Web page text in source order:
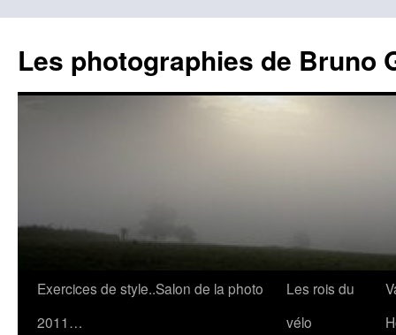
Les photographies de Bruno
Aller
Exercices de style..Salon de la photo
2011…
Les rois du
vélo